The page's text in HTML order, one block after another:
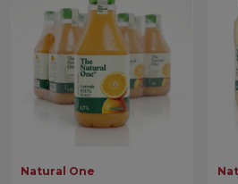
Natural One